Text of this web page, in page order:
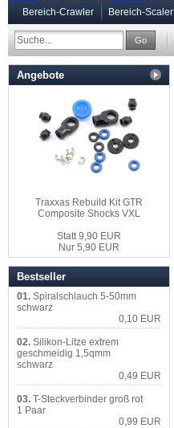
Bereich-Crawler Bereich-Scaler
Go
Angebote
Traxxas Rebuild Kit GTR
Composite Shocks VXL
Statt 9,90 EUR
Nur 5,90 EUR
Bestseller
01. Spiralschlauch 5-50mm
schwarz
0,10 EUR
02. Silikon-Litze extrem
geschmeidig 1,5qmm
schwarz
0,49 EUR
03. T-Steckverbinder groß rot
1 Paar
0,99 EUR